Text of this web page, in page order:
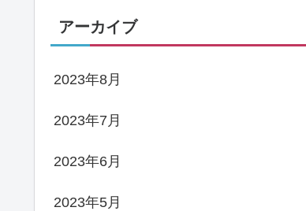
アーカイブ
2023年8月
2023年7月
2023年6月
2023年5月